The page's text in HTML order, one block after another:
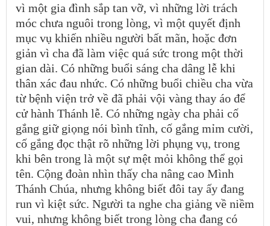
vì một gia đình sắp tan vỡ, vì những lời trách
móc chưa nguôi trong lòng, vì một quyết định
mục vụ khiến nhiều người bất mãn, hoặc đơn
giản vì cha đã làm việc quá sức trong một thời
gian dài. Có những buổi sáng cha dâng lễ khi
thân xác đau nhức. Có những buổi chiều cha vừa
từ bệnh viện trở về đã phải vội vàng thay áo để
cử hành Thánh lễ. Có những ngày cha phải cố
gắng giữ giọng nói bình tĩnh, cố gắng mỉm cười,
cố gắng đọc thật rõ những lời phụng vụ, trong
khi bên trong là một sự mệt mỏi không thể gọi
tên. Cộng đoàn nhìn thấy cha nâng cao Mình
Thánh Chúa, nhưng không biết đôi tay ấy đang
run vì kiệt sức. Người ta nghe cha giảng về niềm
vui, nhưng không biết trong lòng cha đang có